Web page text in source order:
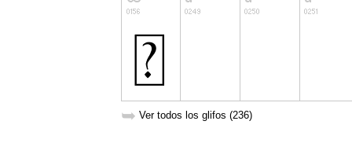
➥ Ver todos los glifos (236)